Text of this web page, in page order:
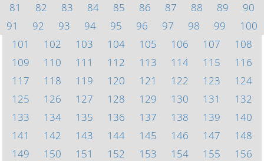
81
82 83 84 85 86 87 88 89
90
91
92 93 94 95 96 97 98 99
100
101
102 103 104 105 106 107
108
109
110 111 112 113 114 115
116
117
118 119 120 121 122 123
124
125
126 127 128 129 130 131
132
133
134 135 136 137 138 139
140
141
142 143 144 145 146 147
148
149
150 151 152 153 154 155
156